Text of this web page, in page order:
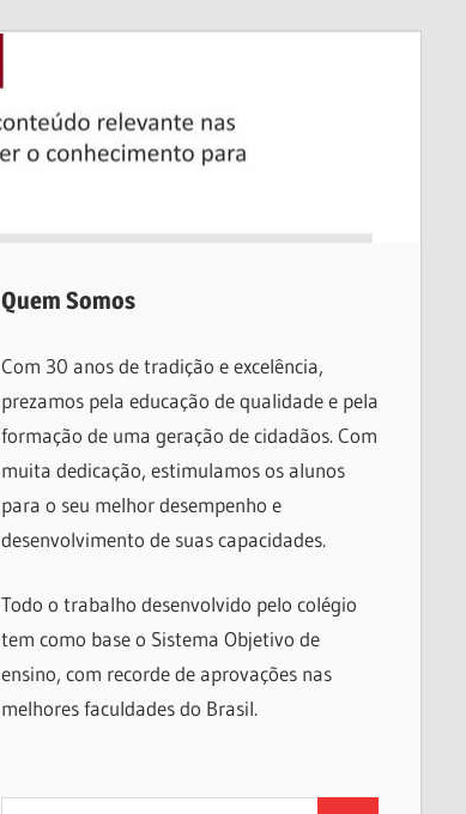
Quem Somos
Com 30 anos de tradição e excelência,
prezamos pela educação de qualidade e pela
formação de uma geração de cidadãos. Com
muita dedicação, estimulamos os alunos
para o seu melhor desempenho e
desenvolvimento de suas capacidades.
Todo o trabalho desenvolvido pelo colégio
tem como base o Sistema Objetivo de
ensino, com recorde de aprovações nas
melhores faculdades do Brasil.